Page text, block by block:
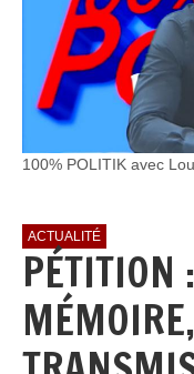
100% POLITIK avec
ACTUALITÉ
PÉTITION